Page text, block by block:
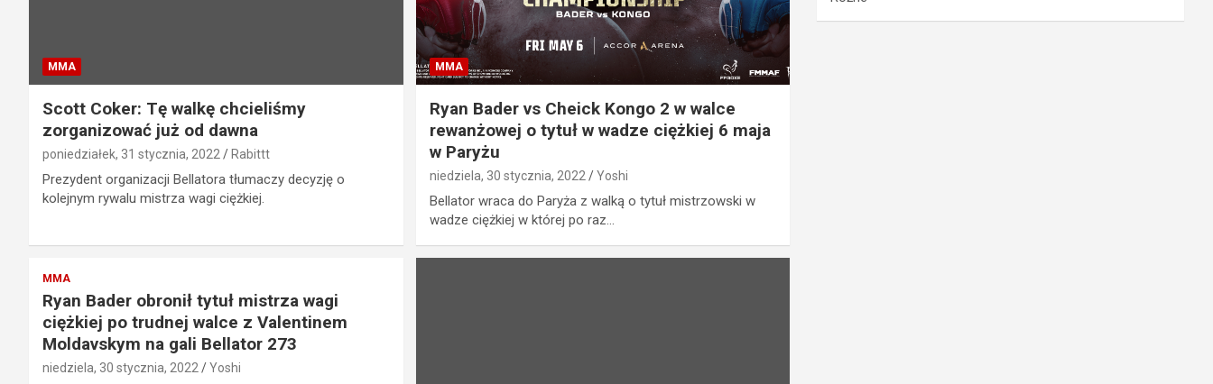
MMA
Scott Coker: Tę walkę chcieliśmy
zorganizować już od dawna
poniedziałek, 31 stycznia, 2022 Rabittt
Prezydent organizacji Bellatora tłumaczy decyzję o
kolejnym rywalu mistrza wagi ciężkiej.
MMA
Ryan Bader vs Cheick Kongo 2 w walce
rewanżowej o tytuł w wadze ciężkiej 6 maja
w Paryżu
niedziela, 30 stycznia, 2022 Yoshi
Bellator wraca do Paryża z walką o tytuł mistrzowski w
wadze ciężkiej w której po raz…
MMA
Ryan Bader obronił tytuł mistrza wagi
ciężkiej po trudnej walce z Valentinem
Moldavskym na gali Bellator 273
niedziela, 30 stycznia, 2022 Yoshi